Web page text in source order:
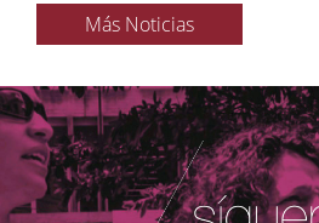
Más Noticias